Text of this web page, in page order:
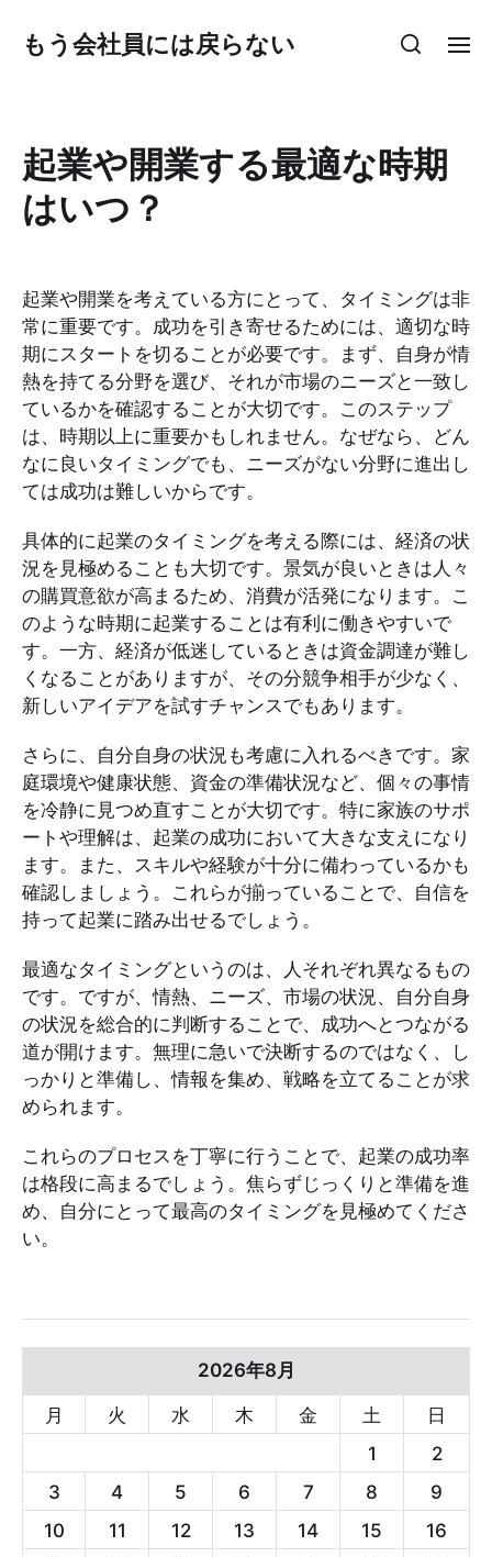
もう会社員には戻らない
起業や開業する最適な時期
はいつ？
起業や開業を考えている方にとって、タイミングは非
常に重要です。成功を引き寄せるためには、適切な時
期にスタートを切ることが必要です。まず、自身が情
熱を持てる分野を選び、それが市場のニーズと一致し
ているかを確認することが大切です。このステップ
は、時期以上に重要かもしれません。なぜなら、どん
なに良いタイミングでも、ニーズがない分野に進出し
ては成功は難しいからです。
具体的に起業のタイミングを考える際には、経済の状
況を見極めることも大切です。景気が良いときは人々
の購買意欲が高まるため、消費が活発になります。こ
のような時期に起業することは有利に働きやすいで
す。一方、経済が低迷しているときは資金調達が難し
くなることがありますが、その分競争相手が少なく、
新しいアイデアを試すチャンスでもあります。
さらに、自分自身の状況も考慮に入れるべきです。家
庭環境や健康状態、資金の準備状況など、個々の事情
を冷静に見つめ直すことが大切です。特に家族のサポ
ートや理解は、起業の成功において大きな支えになり
ます。また、スキルや経験が十分に備わっているかも
確認しましょう。これらが揃っていることで、自信を
持って起業に踏み出せるでしょう。
最適なタイミングというのは、人それぞれ異なるもの
です。ですが、情熱、ニーズ、市場の状況、自分自身
の状況を総合的に判断することで、成功へとつながる
道が開けます。無理に急いで決断するのではなく、し
っかりと準備し、情報を集め、戦略を立てることが求
められます。
これらのプロセスを丁寧に行うことで、起業の成功率
は格段に高まるでしょう。焦らずじっくりと準備を進
め、自分にとって最高のタイミングを見極めてくださ
い。
2026年8月
月 火 水 木 金 土
日
1
2
3
4 5 6 7 8
9
10
11 12 13 14 15
16